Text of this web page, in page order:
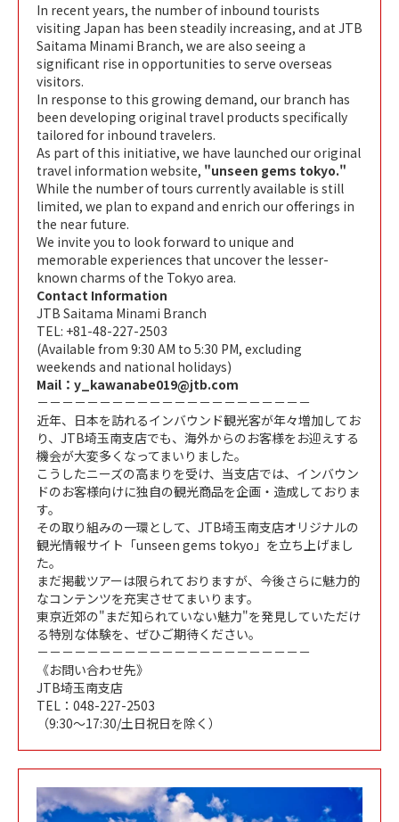
In recent years, the number of inbound tourists
visiting Japan has been steadily increasing, and at JTB
Saitama Minami Branch, we are also seeing a
significant rise in opportunities to serve overseas
visitors.
In response to this growing demand, our branch has
been developing original travel products specifically
tailored for inbound travelers.
As part of this initiative, we have launched our original
travel information website, "unseen gems tokyo."
While the number of tours currently available is still
limited, we plan to expand and enrich our offerings in
the near future.
We invite you to look forward to unique and
memorable experiences that uncover the lesser-
known charms of the Tokyo area.
Contact Information
JTB Saitama Minami Branch
TEL: +81-48-227-2503
(Available from 9:30 AM to 5:30 PM, excluding
weekends and national holidays)
Mail：y_kawanabe019@jtb.com
－－－－－－－－－－－－－－－－－－－－－－
近年、日本を訪れるインバウンド観光客が年々増加してお
り、JTB埼玉南支店でも、海外からのお客様をお迎えする
機会が大変多くなってまいりました。
こうしたニーズの高まりを受け、当支店では、インバウン
ドのお客様向けに独自の観光商品を企画・造成しておりま
す。
その取り組みの一環として、JTB埼玉南支店オリジナルの
観光情報サイト「unseen gems tokyo」を立ち上げまし
た。
まだ掲載ツアーは限られておりますが、今後さらに魅力的
なコンテンツを充実させてまいります。
東京近郊の"まだ知られていない魅力"を発見していただけ
る特別な体験を、ぜひご期待ください。
－－－－－－－－－－－－－－－－－－－－－－
《お問い合わせ先》
JTB埼玉南支店
TEL：048-227-2503
（9:30～17:30/土日祝日を除く）